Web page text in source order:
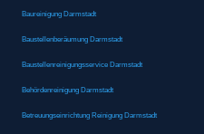
Baureinigung Darmstadt
Baustellenberäumung Darmstadt
Baustellenreinigungsservice Darmstadt
Behördenreinigung Darmstadt
Betreuungseinrichtung Reinigung Darmstadt